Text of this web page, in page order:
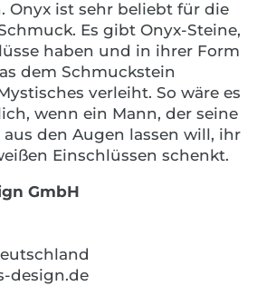
Onyx ist sehr beliebt für die
Es gibt Onyx-Steine,
haben und in ihrer Form
dem Schmuckstein
verleiht. So wäre es
wenn ein Mann, der seine
den Augen lassen will, ihr
Einschlüssen schenkt.
GmbH
design.de